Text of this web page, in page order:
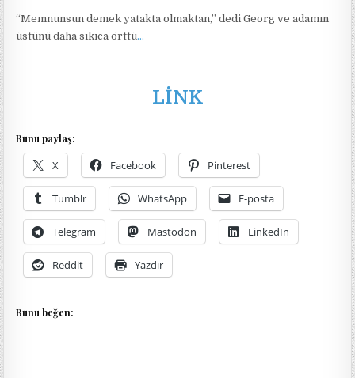
“Memnunsun demek yatakta olmaktan,” dedi Georg ve adamın
üstünü daha sıkıca örttü…
LİNK
Bunu paylaş:
X Facebook Pinterest
Tumblr WhatsApp E-posta
Telegram Mastodon LinkedIn
Reddit Yazdır
Bunu beğen: